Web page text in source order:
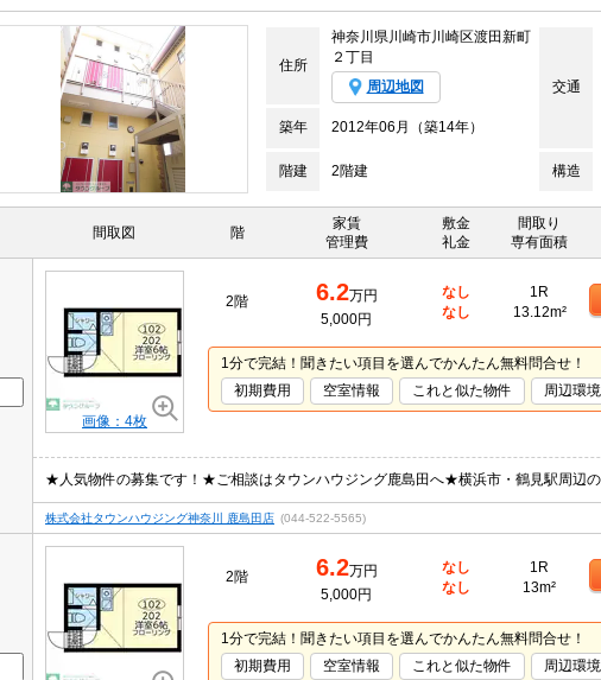
住所
神奈川県川崎市川崎区渡田新町
２丁目
周辺地図 交通
築年 2012年06月（築14年）
階建 2階建 構造
間取図 階
家賃
管理費
敷金
礼金
間取り
専有面積
画像：4枚
2階 6.2万円
5,000円
なし
なし
1R
13.12m²
1分で完結！聞きたい項目を選んでかんたん無料問合せ！
初期費用
空室情報 これと似た物件 周辺環境
株式会社タウンハウジング神奈川 鹿島田店 (044-522-5565)
2階 6.2万円
5,000円
なし
なし
1R
13m²
1分で完結！聞きたい項目を選んでかんたん無料問合せ！
初期費用
空室情報 これと似た物件 周辺環境